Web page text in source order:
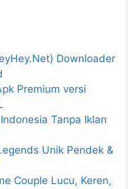
Downloader
Premium versi
Tanpa Iklan
Unik Pendek &
Couple Lucu, Keren,